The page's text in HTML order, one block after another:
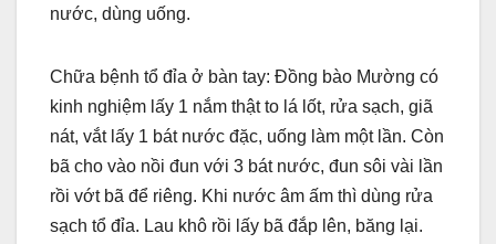
nước, dùng uống.
Chữa bệnh tổ đỉa ở bàn tay: Đồng bào Mường có
kinh nghiệm lấy 1 nắm thật to lá lốt, rửa sạch, giã
nát, vắt lấy 1 bát nước đặc, uống làm một lần. Còn
bã cho vào nồi đun với 3 bát nước, đun sôi vài lần
rồi vớt bã để riêng. Khi nước âm ấm thì dùng rửa
sạch tổ đỉa. Lau khô rồi lấy bã đắp lên, băng lại.